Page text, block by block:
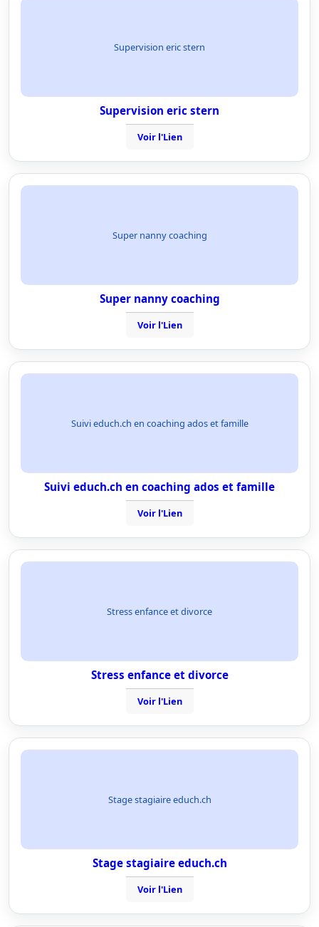
Supervision eric stern
Supervision eric stern
Voir l'Lien
Super nanny coaching
Super nanny coaching
Voir l'Lien
Suivi educh.ch en coaching ados et famille
Suivi educh.ch en coaching ados et famille
Voir l'Lien
Stress enfance et divorce
Stress enfance et divorce
Voir l'Lien
Stage stagiaire educh.ch
Stage stagiaire educh.ch
Voir l'Lien